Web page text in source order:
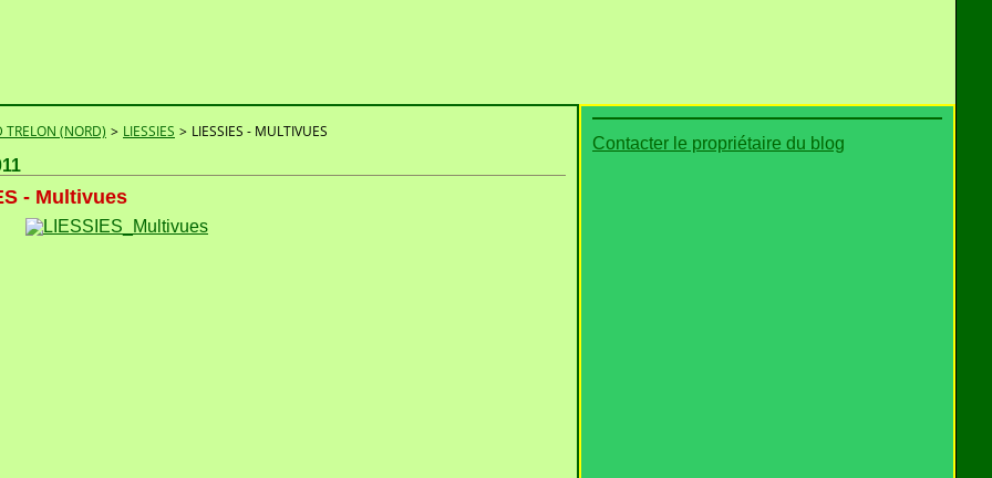
TRELON (NORD) > LIESSIES > LIESSIES - MULTIVUES
- Multivues
Contacter le propriétaire du blog